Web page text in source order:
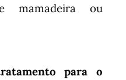
mamadeira ou
para o